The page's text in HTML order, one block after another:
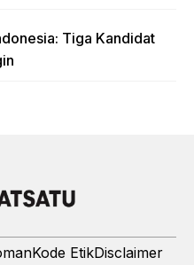
Tiga Kandidat
Kode EtikDisclaimer